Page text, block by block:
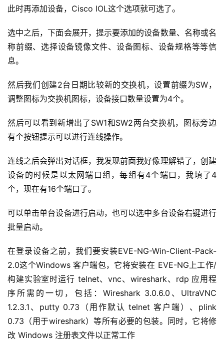
此时再添加设备，Cisco IOL这个选项就可选了。
选中之后，下面会展开，提示要添加的设备数量、名称或名
称前缀、选择设备镜像文件、设备图标、设备规格等等信
息。
然后我们创建2台日期比较新的交换机，设置前缀为SW，
调整图标为交换机图标，设备接口数量设置为4个。
然后可以看到新增出了SW1和SW2两台交换机，图标旁边
有个按钮提示可以进行连线操作。
连线之后会弹出对话框，我发现前面我好像理解错了，创建
设备的时候是以太网端口组，每组有4个端口，我填了4
个，现在有16个端口了。
可以单击单台设备进行启动，也可以选中多台设备右键进行
批量启动。
在登录设备之前，我们要安装EVE-NG-Win-Client-Pack-
2.0这个Windows 客户端包，它将安装在 EVE-NG上工作/
构建实验室时运行 telnet、vnc、wireshark、rdp 应用程
序所需的一切，包括：Wireshark 3.0.6.0、UltraVNC
1.2.3.1、putty 0.73（用作默认 telnet 客户端）、plink
0.73（用于wireshark）等所有必要的包装。同时，它将修
改 Windows 注册表文件以正常工作